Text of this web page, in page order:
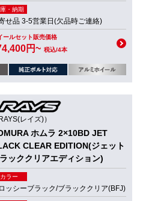
・納期
せ品 3-5営業日(欠品時ご連絡)
ールセット販売価格
円~ 税込/4本
RAYS(レイズ)）
ホムラ 2×10BD JET
CLEAR EDITION(ジェット
ッククリアエディション)
カラー
ッシーブラック/ブラッククリア(BFJ)